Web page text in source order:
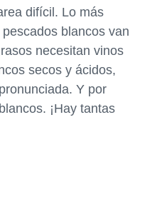
difícil. Lo más
blancos van
necesitan vinos
secos y ácidos,
Y por
¡Hay tantas